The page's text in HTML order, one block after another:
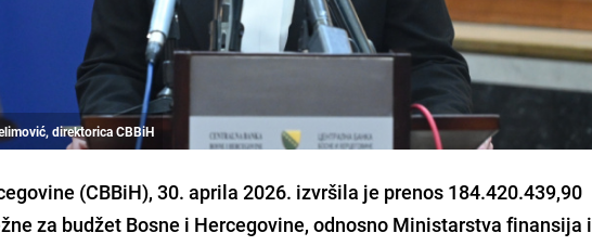
direktorica CBBiH
(CBBiH), 30. aprila 2026. izvršila je prenos 184.420.439,90
za budžet Bosne i Hercegovine, odnosno Ministarstva finansija i